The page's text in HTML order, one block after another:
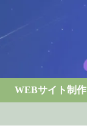
WEBサイト制作